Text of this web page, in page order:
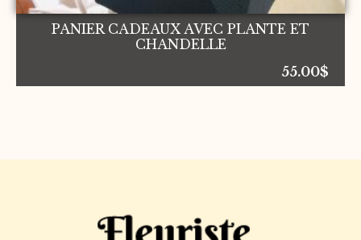
PANIER CADEAUX AVEC PLANTE ET
CHANDELLE
55.00$